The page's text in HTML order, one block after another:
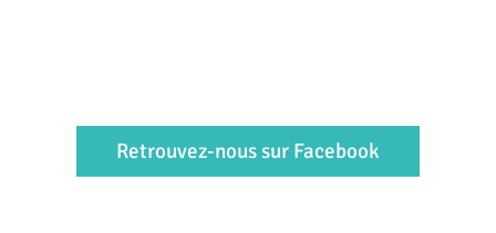
Retrouvez-nous sur Facebook